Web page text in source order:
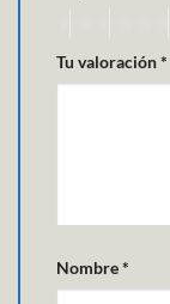
Tu valoración*
Nombre*